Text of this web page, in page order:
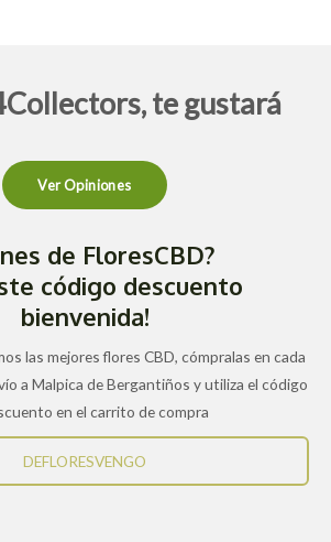
te gustará
Ver Opiniones
de FloresCBD?
código descuento
bienvenida!
las mejores flores CBD, cómpralas en cada
a Malpica de Bergantiños y utiliza el código
en el carrito de compra
DEFLORESVENGO